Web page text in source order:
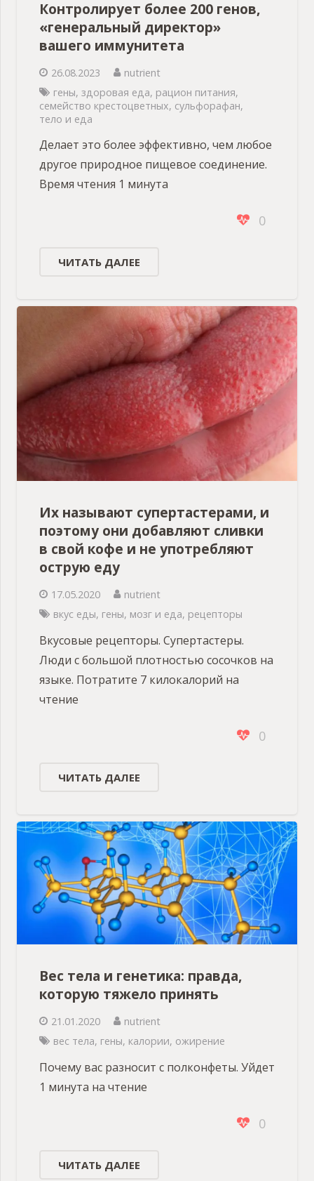
Контролирует более 200 генов,
«генеральный директор»
вашего иммунитета
26.08.2023
nutrient
гены, здоровая еда, рацион питания,
семейство крестоцветных, сульфорафан,
тело и еда
Делает это более эффективно, чем любое
другое природное пищевое соединение.
Время чтения 1 минута
0
ЧИТАТЬ ДАЛЕЕ
Их называют супертастерами, и
поэтому они добавляют сливки
в свой кофе и не употребляют
острую еду
17.05.2020
nutrient
вкус еды, гены, мозг и еда, рецепторы
Вкусовые рецепторы. Супертастеры.
Люди с большой плотностью сосочков на
языке. Потратите 7 килокалорий на
чтение
0
ЧИТАТЬ ДАЛЕЕ
Вес тела и генетика: правда,
которую тяжело принять
21.01.2020
nutrient
вес тела, гены, калории, ожирение
Почему вас разносит с полконфеты. Уйдет
1 минута на чтение
0
ЧИТАТЬ ДАЛЕЕ